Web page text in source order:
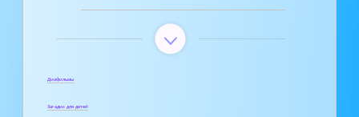
Диафильмы
Загадки для детей